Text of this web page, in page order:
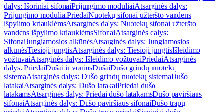
dalys: Išoriniai sifonaiPrijungimo moduliaiAtsarginės dalys:
Prijungimo moduliaiPriedaiNuotekų sifonai užteršto vandens
išpylimo kriauklėmsAtsarginės dalys: Nuotekų sifonai užteršto
vandens išpylimo kriauklėmsSifonaiAtsarginės dalys:
SifonaiJungiamosios alkūnėsAtsarginės dalys: Jungiamosios
alkūnėsTiesioji jungtisAtsarginės dalys: Tiesioji jungtisIšleidimo
vožtuvaiAtsarginės dalys: Išleidimo vožtuvaiPriedaiAtsarginės
dalys: PriedaiDušai ir voniosDušaiDušo grindų nuotekų
sistemaAtsarginės dalys: Dušo grindų nuotekų sistemaDušo
latakaiAtsarginės dalys: Dušo latakaiPriedai dušo
latakamsAtsarginės dalys: Priedai dušo latakamsDušo paviršiaus
sifonaiAtsarginės dalys: Dušo paviršiaus sifonaiDušo trapų